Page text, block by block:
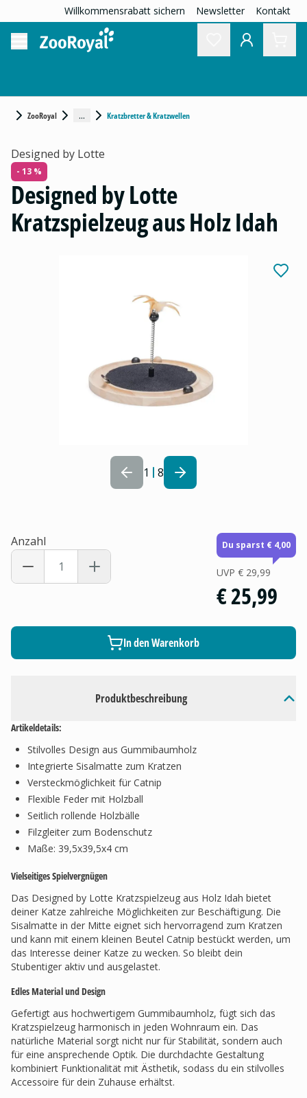
Willkommensrabatt sichern Newsletter Kontakt
ZooRoyal ... Kratzbretter & Kratzwellen
1 8
Produktbeschreibung
Artikeldetails:
Stilvolles Design aus Gummibaumholz
Integrierte Sisalmatte zum Kratzen
Versteckmöglichkeit für Catnip
Flexible Feder mit Holzball
Seitlich rollende Holzbälle
Filzgleiter zum Bodenschutz
Maße: 39,5x39,5x4 cm
Vielseitiges Spielvergnügen
Das Designed by Lotte Kratzspielzeug aus Holz Idah bietet
deiner Katze zahlreiche Möglichkeiten zur Beschäftigung. Die
Sisalmatte in der Mitte eignet sich hervorragend zum Kratzen
und kann mit einem kleinen Beutel Catnip bestückt werden, um
das Interesse deiner Katze zu wecken. So bleibt dein
Stubentiger aktiv und ausgelastet.
Edles Material und Design
Gefertigt aus hochwertigem Gummibaumholz, fügt sich das
Kratzspielzeug harmonisch in jeden Wohnraum ein. Das
natürliche Material sorgt nicht nur für Stabilität, sondern auch
für eine ansprechende Optik. Die durchdachte Gestaltung
kombiniert Funktionalität mit Ästhetik, sodass du ein stilvolles
Accessoire für dein Zuhause erhältst.
Designed by Lotte
- 13 %
Designed by Lotte
Kratzspielzeug aus Holz Idah
Anzahl Du sparst € 4,00
UVP € 29,99
€ 25,99
In den Warenkorb